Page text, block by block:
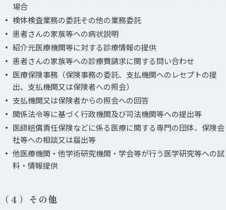
場合
検体検査業務の委託その他の業務委託
患者さんの家族等への病状説明
紹介元医療機関等に対する診療情報の提供
患者さんの家族等への診療費請求に関する問い合わせ
医療保険事務（保険事務の委託、支払機関へのレセプトの提
出、支払機関又は保険者への照会）
支払機関又は保険者からの照会への回答
関係法令等に基づく行政機関及び司法機関等への提出等
医師賠償責任保険などに係る医療に関する専門の団体、保険会
社等への相談又は届出等
他医療機関・他学術研究機関・学会等が行う医学研究等への試
料・情報提供
（４）その他